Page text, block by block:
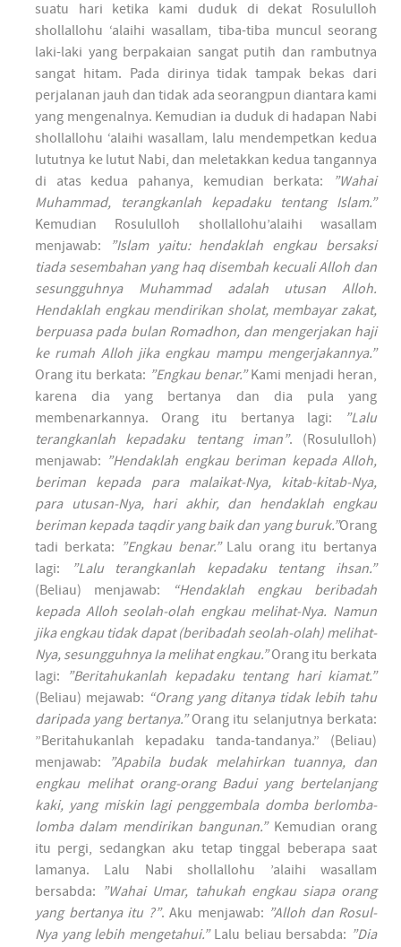
suatu hari ketika kami duduk di dekat Rosululloh
shollallohu ‘alaihi wasallam, tiba-tiba muncul seorang
laki-laki yang berpakaian sangat putih dan rambutnya
sangat hitam. Pada dirinya tidak tampak bekas dari
perjalanan jauh dan tidak ada seorangpun diantara kami
yang mengenalnya. Kemudian ia duduk di hadapan Nabi
shollallohu ‘alaihi wasallam, lalu mendempetkan kedua
lututnya ke lutut Nabi, dan meletakkan kedua tangannya
di atas kedua pahanya, kemudian berkata:
”Wahai
Muhammad, terangkanlah kepadaku tentang Islam.”
Kemudian Rosululloh shollallohu’alaihi wasallam
menjawab:
”Islam yaitu: hendaklah engkau bersaksi
tiada sesembahan yang haq disembah kecuali Alloh dan
sesungguhnya Muhammad adalah utusan Alloh.
Hendaklah engkau mendirikan sholat, membayar zakat,
berpuasa pada bulan Romadhon, dan mengerjakan haji
ke rumah Alloh jika engkau mampu mengerjakannya.”
Orang itu berkata: ”Engkau benar.”Kami menjadi heran,
karena dia yang bertanya dan dia pula yang
membenarkannya. Orang itu bertanya lagi:
”Lalu
terangkanlah kepadaku tentang iman”. (Rosululloh)
menjawab: ”Hendaklah engkau beriman kepada Alloh,
beriman kepada para malaikat-Nya, kitab-kitab-Nya,
para utusan-Nya, hari akhir, dan hendaklah engkau
beriman kepada taqdir yang baik dan yang buruk.”Orang
tadi berkata: ”Engkau benar.”Lalu orang itu bertanya
lagi:
”Lalu terangkanlah kepadaku tentang ihsan.”
(Beliau) menjawab:
“Hendaklah engkau beribadah
kepada Alloh seolah-olah engkau melihat-Nya. Namun
jika engkau tidak dapat (beribadah seolah-olah) melihat-
Nya, sesungguhnya Ia melihat engkau.”Orang itu berkata
lagi:
”Beritahukanlah kepadaku tentang hari kiamat.”
(Beliau) mejawab: “Orang yang ditanya tidak lebih tahu
daripada yang bertanya.”Orang itu selanjutnya berkata:
”Beritahukanlah kepadaku tanda-tandanya.” (Beliau)
menjawab:
”Apabila budak melahirkan tuannya, dan
engkau melihat orang-orang Badui yang bertelanjang
kaki, yang miskin lagi penggembala domba berlomba-
lomba dalam mendirikan bangunan.”Kemudian orang
itu pergi, sedangkan aku tetap tinggal beberapa saat
lamanya. Lalu Nabi shollallohu ’alaihi wasallam
bersabda:
”Wahai Umar, tahukah engkau siapa orang
yang bertanya itu ?”. Aku menjawab: ”Alloh dan Rosul-
Nya yang lebih mengetahui.”Lalu beliau bersabda: ”Dia